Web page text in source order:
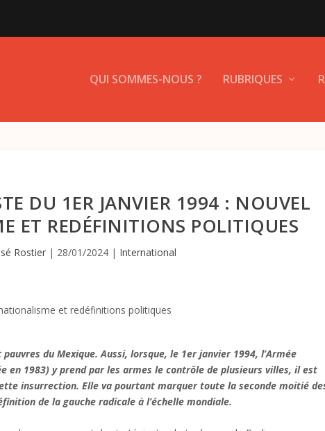
QUI SOMMES-NOUS ? RUBRIQUES
DU 1ER JANVIER 1994 : NOUVEL
ET REDÉFINITIONS POLITIQUES
Rostier | 28/01/2024 | International
pauvres du Mexique. Aussi, lorsque, le 1er janvier 1994, l’Armée
en 1983) y prend par les armes le contrôle de plusieurs villes, il est
insurrection. Elle va pourtant marquer toute la seconde moitié
de la gauche radicale à l’échelle mondiale.